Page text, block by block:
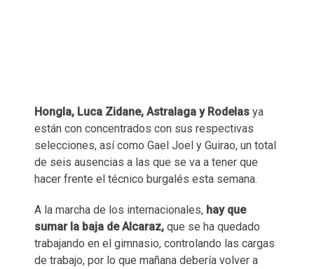
Hongla, Luca Zidane, Astralaga y Rodelas ya
están con concentrados con sus respectivas
selecciones, así como Gael Joel y Guirao, un total
de seis ausencias a las que se va a tener que
hacer frente el técnico burgalés esta semana.
A la marcha de los internacionales, hay que
sumar la baja de Alcaraz, que se ha quedado
trabajando en el gimnasio, controlando las cargas
de trabajo, por lo que mañana debería volver a